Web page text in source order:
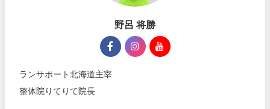
野呂 将勝
ランサポート北海道主宰
整体院りてりて院長